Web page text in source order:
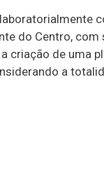
do Centro,
criação de uma
a